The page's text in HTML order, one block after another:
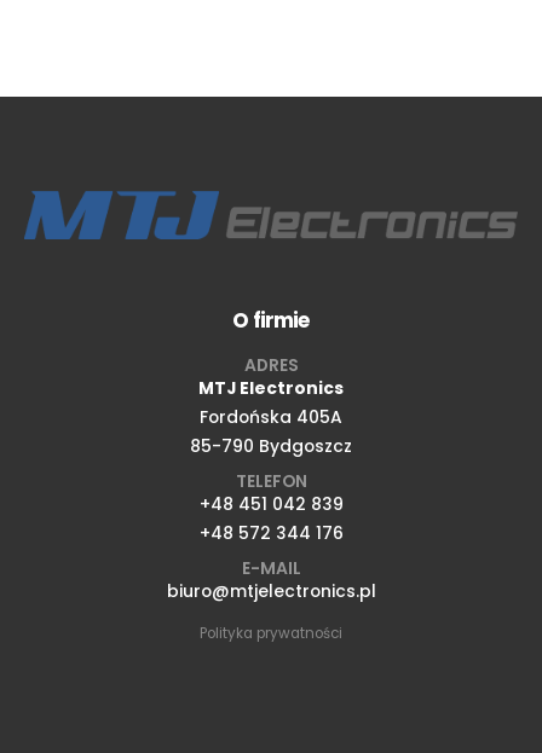
O firmie
ADRES
MTJ Electronics
Fordońska 405A
85-790 Bydgoszcz
TELEFON
+48 451 042 839
+48 572 344 176
E-MAIL
biuro@mtjelectronics.pl
Polityka prywatności